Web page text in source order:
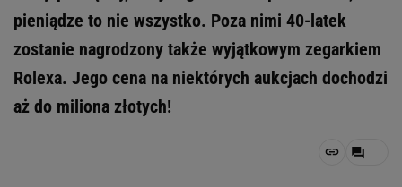
pieniądze to nie wszystko. Poza nimi 40-latek
zostanie nagrodzony także wyjątkowym zegarkiem
Rolexa. Jego cena na niektórych aukcjach dochodzi
aż do miliona złotych!